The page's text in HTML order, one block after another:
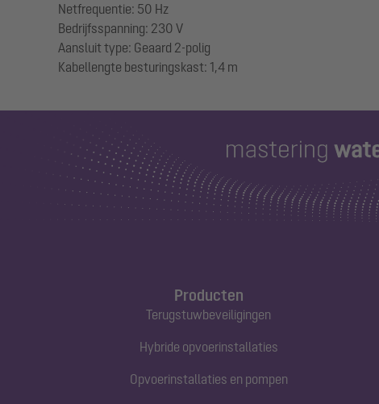
Netfrequentie: 50 Hz
Bedrijfsspanning: 230 V
Aansluit type: Geaard 2-polig
Producten
Terugstuwbeveiligingen
Hybride opvoerinstallaties
Opvoerinstallaties en pompen